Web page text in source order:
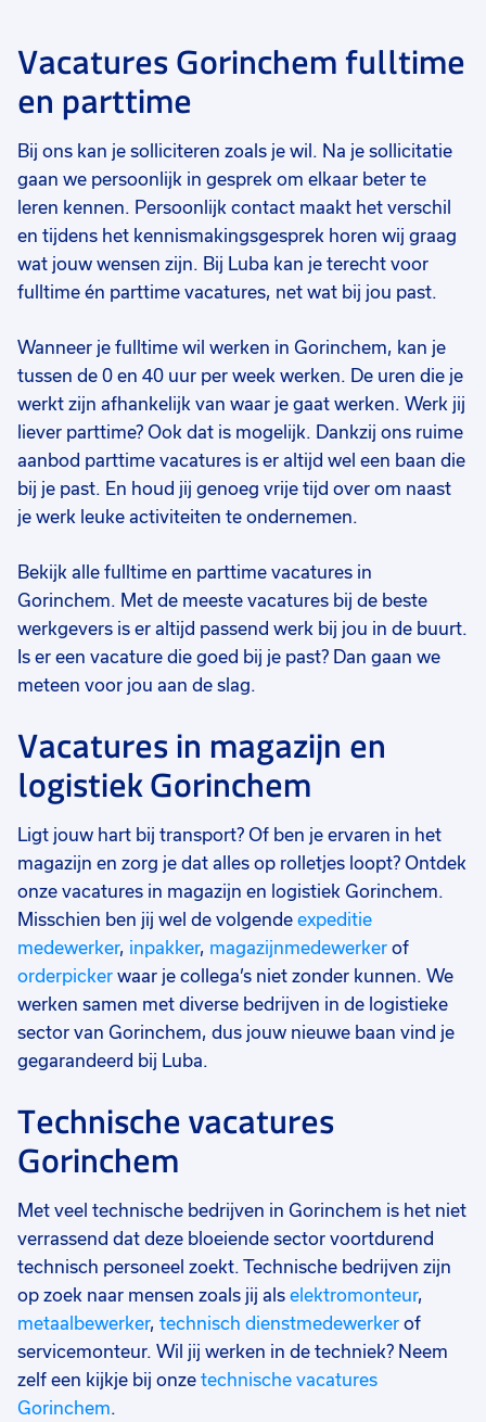
Vacatures Gorinchem fulltime
en parttime
Bij ons kan je solliciteren zoals je wil. Na je sollicitatie
gaan we persoonlijk in gesprek om elkaar beter te
leren kennen. Persoonlijk contact maakt het verschil
en tijdens het kennismakingsgesprek horen wij graag
wat jouw wensen zijn. Bij Luba kan je terecht voor
fulltime én parttime vacatures, net wat bij jou past.
Wanneer je fulltime wil werken in Gorinchem, kan je
tussen de 0 en 40 uur per week werken. De uren die je
werkt zijn afhankelijk van waar je gaat werken. Werk jij
liever parttime? Ook dat is mogelijk. Dankzij ons ruime
aanbod parttime vacatures is er altijd wel een baan die
bij je past. En houd jij genoeg vrije tijd over om naast
je werk leuke activiteiten te ondernemen.
Bekijk alle fulltime en parttime vacatures in
Gorinchem. Met de meeste vacatures bij de beste
werkgevers is er altijd passend werk bij jou in de buurt.
Is er een vacature die goed bij je past? Dan gaan we
meteen voor jou aan de slag.
Vacatures in magazijn en
logistiek Gorinchem
Ligt jouw hart bij transport? Of ben je ervaren in het
magazijn en zorg je dat alles op rolletjes loopt? Ontdek
onze vacatures in magazijn en logistiek Gorinchem.
Misschien ben jij wel de volgende expeditie
medewerker, inpakker, magazijnmedewerker of
orderpicker waar je collega’s niet zonder kunnen. We
werken samen met diverse bedrijven in de logistieke
sector van Gorinchem, dus jouw nieuwe baan vind je
gegarandeerd bij Luba.
Technische vacatures
Gorinchem
Met veel technische bedrijven in Gorinchem is het niet
verrassend dat deze bloeiende sector voortdurend
technisch personeel zoekt. Technische bedrijven zijn
op zoek naar mensen zoals jij als elektromonteur,
metaalbewerker, technisch dienstmedewerker of
servicemonteur. Wil jij werken in de techniek? Neem
zelf een kijkje bij onze technische vacatures
Gorinchem.